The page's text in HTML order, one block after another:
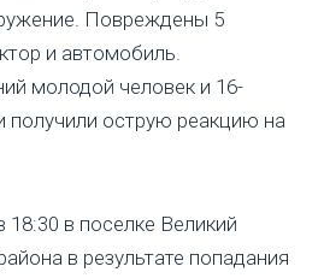
Повреждены 5
и автомобиль.
молодой человек и 16-
получили острую реакцию на
18:30 в поселке Великий
в результате попадания